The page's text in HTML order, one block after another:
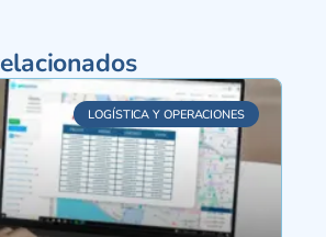
LOGÍSTICA Y OPERACIONES